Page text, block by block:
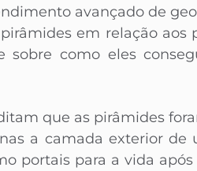
avançado de
em relação aos
sobre como eles
que as pirâmides
a camada exterior
portais para a vida